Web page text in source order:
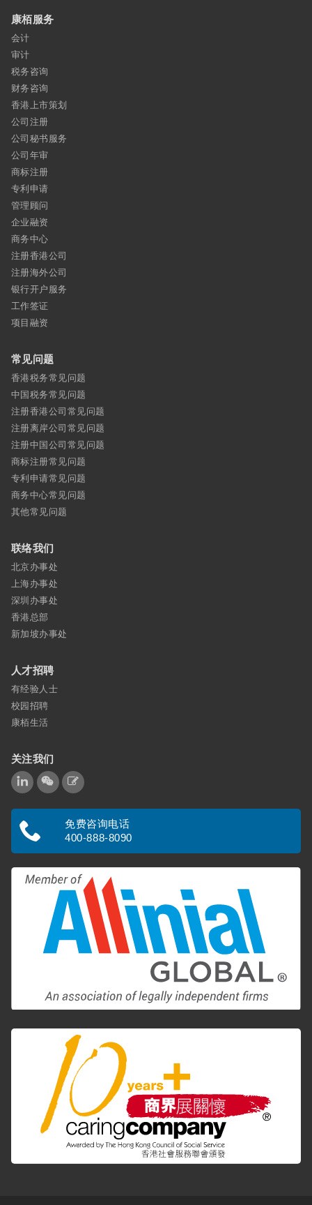
康栢服务
会计
审计
税务咨询
财务咨询
香港上市策划
公司注册
公司秘书服务
公司年审
商标注册
专利申请
管理顾问
企业融资
商务中心
注册香港公司
注册海外公司
银行开户服务
工作签证
项目融资
常见问题
香港税务常见问题
中国税务常见问题
注册香港公司常见问题
注册离岸公司常见问题
注册中国公司常见问题
商标注册常见问题
专利申请常见问题
商务中心常见问题
其他常见问题
联络我们
北京办事处
上海办事处
深圳办事处
香港总部
新加坡办事处
人才招聘
有经验人士
校园招聘
康栢生活
关注我们
免费咨询电话
400-888-8090